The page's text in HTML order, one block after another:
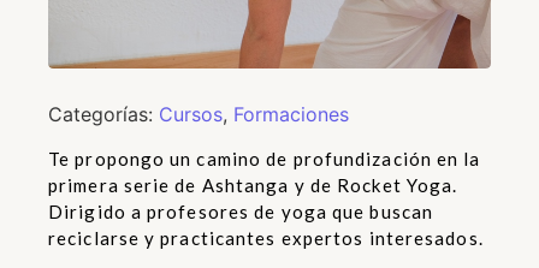
Categorías: Cursos, Formaciones
Te propongo un camino de profundización en la
primera serie de Ashtanga y de Rocket Yoga.
Dirigido a profesores de yoga que buscan
reciclarse y practicantes expertos interesados.